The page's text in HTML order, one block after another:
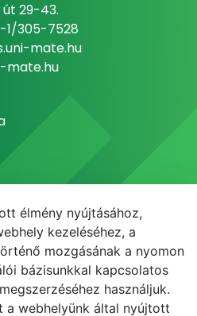
út 29-43.
1/305-7528
mate.hu
mate.hu
NEPTUN E-learning
élmény nyújtásához,
kezeléséhez, a
mozgásának a nyomon
bázisunkkal kapcsolatos
használjuk.
a webhelyünk által nyújtott